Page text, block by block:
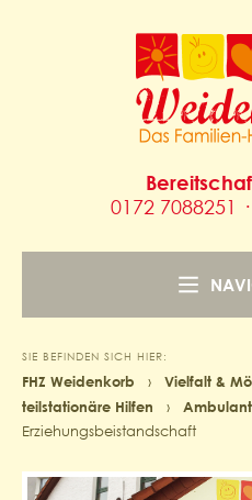
0172 7088251
SIE BEFINDEN SICH HIER:
FHZ Weidenkorb › Vielfalt &
teilstationäre Hilfen ›
Erziehungsbeistandschaft